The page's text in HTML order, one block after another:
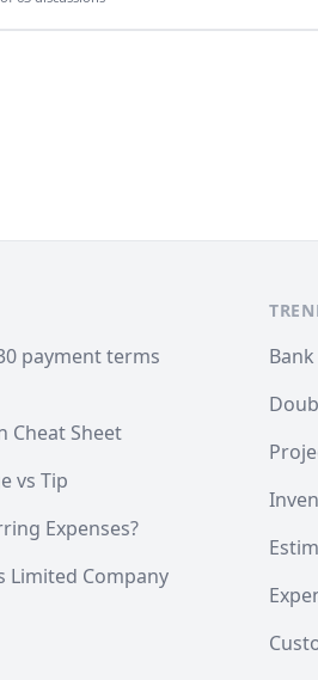
payment terms
Cheat Sheet
vs Tip
Expenses?
Limited Company